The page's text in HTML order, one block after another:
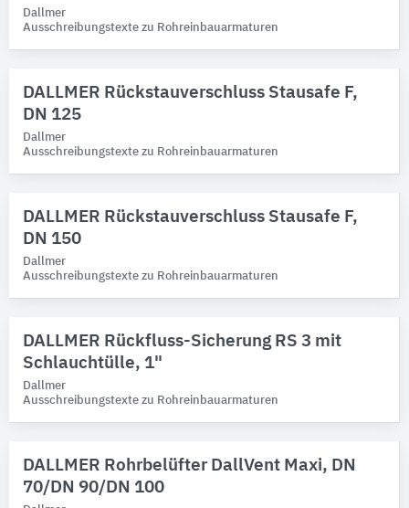
Dallmer
Ausschreibungstexte zu Rohreinbauarmaturen
DALLMER Rückstauverschluss Stausafe F,
DN 125
Dallmer
Ausschreibungstexte zu Rohreinbauarmaturen
DALLMER Rückstauverschluss Stausafe F,
DN 150
Dallmer
Ausschreibungstexte zu Rohreinbauarmaturen
DALLMER Rückfluss-Sicherung RS 3 mit
Schlauchtülle, 1"
Dallmer
Ausschreibungstexte zu Rohreinbauarmaturen
DALLMER Rohrbelüfter DallVent Maxi, DN
70/DN 90/DN 100